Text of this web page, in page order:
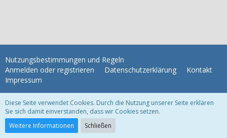
Nutzungsbestimmungen und Regeln
Anmelden oder registrieren
Datenschutzerklärung
Kontakt
Impressum
Lexikon 6.1.6, entwickelt vonwww.viecode.com
Community-Software:
Diese Seite verwendet Cookies. Durch die Nutzung unserer Seite erklären
Sie sich damit einverstanden, dass wir Cookies setzen.
Weitere Informationen
Schließen